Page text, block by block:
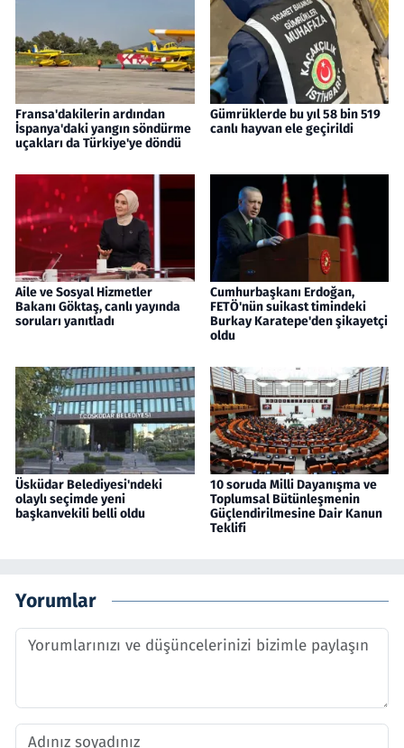
Fransa'dakilerin ardından
İspanya'daki yangın söndürme
uçakları da Türkiye'ye döndü
Gümrüklerde bu yıl 58 bin 519
canlı hayvan ele geçirildi
Aile ve Sosyal Hizmetler
Bakanı Göktaş, canlı yayında
soruları yanıtladı
Cumhurbaşkanı Erdoğan,
FETÖ'nün suikast timindeki
Burkay Karatepe'den şikayetçi
oldu
Üsküdar Belediyesi'ndeki
olaylı seçimde yeni
başkanvekili belli oldu
10 soruda Milli Dayanışma ve
Toplumsal Bütünleşmenin
Güçlendirilmesine Dair Kanun
Teklifi
Yorumlar